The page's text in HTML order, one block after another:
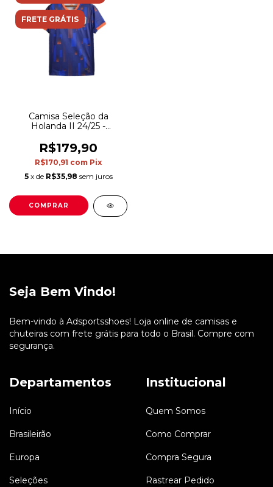
FRETE GRÁTIS
Camisa Seleção da
Holanda II 24/25 -
Azul com detalhes em
laranja
R$179,90
R$170,91 com Pix
5 x de R$35,98 sem juros
COMPRAR
Seja Bem Vindo!
Bem-vindo à Adsportsshoes! Loja online de camisas e
chuteiras com frete grátis para todo o Brasil. Compre com
segurança.
Departamentos
Início
Brasileirão
Europa
Seleções
Institucional
Quem Somos
Como Comprar
Compra Segura
Rastrear Pedido